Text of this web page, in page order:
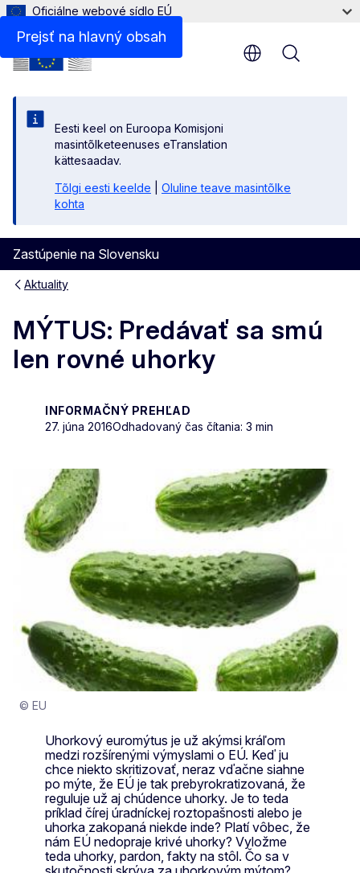
Prejsť na hlavný obsah
Oficiálne webové sídlo EÚ
Eesti keel on Euroopa Komisjoni
masintõlketeenuses eTranslation
kättesaadav.
Tõlgi eesti keelde
Oluline teave masintõlke
kohta
Zastúpenie na Slovensku
Menu
Aktuality
MÝTUS: Predávať sa smú
len rovné uhorky
INFORMAČNÝ PREHĽAD
27. júna 2016Odhadovaný čas čítania: 3 min
© EU
Uhorkový euromýtus je už akýmsi kráľom
medzi rozšírenými výmyslami o EÚ. Keď ju
chce niekto skritizovať, neraz vďačne siahne
po mýte, že EÚ je tak prebyrokratizovaná, že
reguluje už aj chúdence uhorky. Je to teda
príklad čírej úradníckej roztopašnosti alebo je
uhorka zakopaná niekde inde? Platí vôbec, že
nám EÚ nedopraje krivé uhorky? Vyložme
teda uhorky, pardon, fakty na stôl. Čo sa v